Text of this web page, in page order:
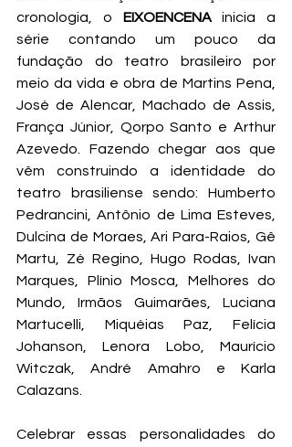
cronologia, o EIXOENCENA inicia a
série contando um pouco da
fundação do teatro brasileiro por
meio da vida e obra de Martins Pena,
José de Alencar, Machado de Assis,
França Júnior, Qorpo Santo e Arthur
Azevedo. Fazendo chegar aos que
vêm construindo a identidade do
teatro brasiliense sendo: Humberto
Pedrancini, Antônio de Lima Esteves,
Dulcina de Moraes, Ari Para-Raios, Gê
Martu, Zé Regino, Hugo Rodas, Ivan
Marques, Plínio Mosca, Melhores do
Mundo, Irmãos Guimarães, Luciana
Martucelli, Miquéias Paz, Felícia
Johanson, Lenora Lobo, Maurício
Witczak, André Amahro e Karla
Calazans.
Celebrar essas personalidades do